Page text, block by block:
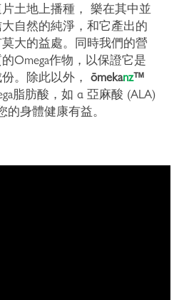
土地上播種， 樂在其中並
自然的純淨，和它產出的
大的益處。同時我們的營
Omega作物，以保證它是
。除此以外， ōmekanz™
脂肪酸，如 α 亞麻酸 (ALA)
的身體健康有益。